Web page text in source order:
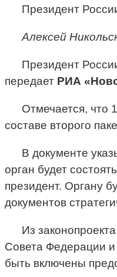
Президент
Алексей
Президент
передает РИА
Отмечается, что
составе второго
В документе
орган будет
президент. Органу
документов
Из
Совета Федерации и
быть включены